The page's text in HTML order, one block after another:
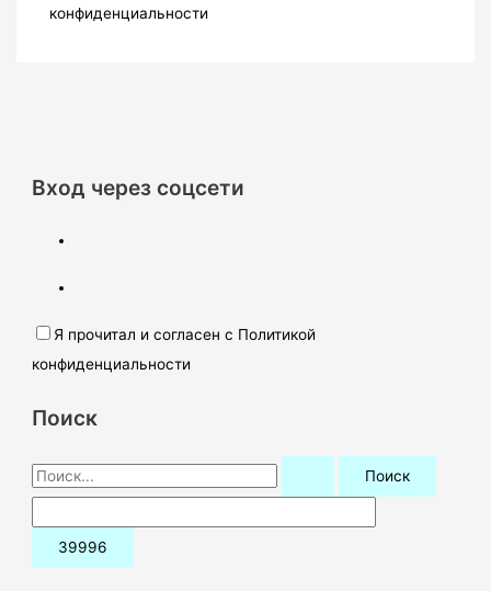
конфиденциальности
Вход через соцсети
Я прочитал и согласен с Политикой
конфиденциальности
Поиск
П
о
и